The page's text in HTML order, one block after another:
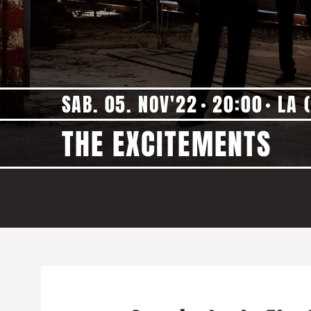
SAB. 05. NOV'22 20:00 LA
THE EXCITEMENTS